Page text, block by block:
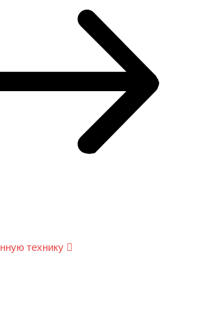
технику